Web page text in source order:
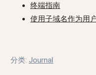
终端指南
使用子域名作为用
分类: Journal